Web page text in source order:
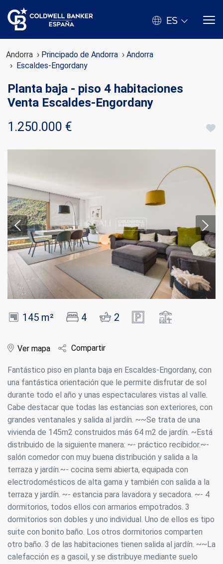
ES
Andorra Principado de Andorra
Andorra
Escaldes-Engordany
Planta baja - piso 4 habitaciones
Venta Escaldes-Engordany
1.250.000 €
145 m² 4 2
Ver mapa Compartir
Fantástico piso en planta baja en Escaldes-Engordany, con
una fantástica orientación que le permite disfrutar de sol
durante todo el año y unas espectaculares vistas al valle.
Cabe destacar que todas las estancias son exteriores, con
grandes ventanales y salida al jardín. ~~Se trata de una
vivienda de 145m2 construidos más 64 m2 de jardín. ~Está
distribuido de la siguiente manera: ~- práctico recibidor.~-
salón comedor con muy buena distribución y salida a la
terraza y jardín.~- cocina semi abierta, equipada con
electrodomésticos de alta gama y también con salida a la
terraza y jardín. ~- estancia para lavadora y secadora. ~- 4
dormitorios, todos ellos con armarios empotrados. 3
dormitorios son dobles y uno individual. Uno de ellos es tipo
suite con bonito baño. Los otros dormitorios comparten
otro baño. 3 de las habitaciones tienen salida al jardín. ~~La
calefacción es a gasoil, y se distribuye mediante suelo